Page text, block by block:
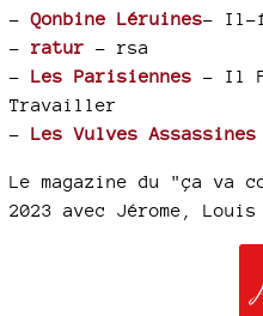
– Qonbine Léruines- Il-
– ratur - rsa
– Les Parisiennes - Il
Travailler
– Les Vulves Assassines
Le magazine du "ça va
2023 avec Jérome,